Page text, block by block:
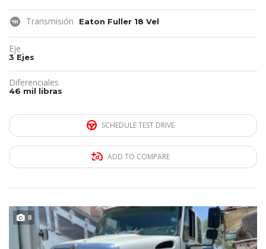
Transmisión Eaton Fuller 18 Vel
Eje
3 Ejes
Diferenciales
46 mil libras
SCHEDULE TEST DRIVE
ADD TO COMPARE
8 DISPONIBLE